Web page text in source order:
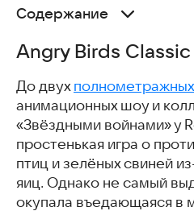
Содержание
Tanks 1990
Doodle Jump
Five Nights at Freddy's- DEMO
С этими играми скачивают
Часто задаваемые вопросы
Возможно, вам понравятся
Angry Birds Classic
До двух
анимационных шоу и
«Звёздными войнами» у
простенькая игра о
птиц и зелёных свиней
яиц. Однако не самый
окупала въедающаяся в